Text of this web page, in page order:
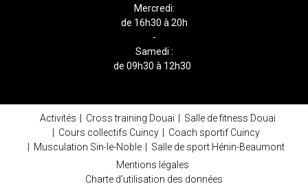
Mercredi:
de 16h30 à 20h
-
Samedi :
de 09h30 à 12h30
Activités Cross training Douai
Salle de fitness Douai
Cours collectifs Cuincy
Coach sportif Cuincy
Musculation Sin-le-Noble
Salle de sport Hénin-Beaumont
Mentions légales
Charte d’utilisation des données